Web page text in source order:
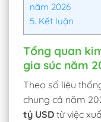
năm 2026
5. Kết luận
Tổng quan
gia súc năm
Theo số liệu
chung cả năm
tỷ USD từ việc